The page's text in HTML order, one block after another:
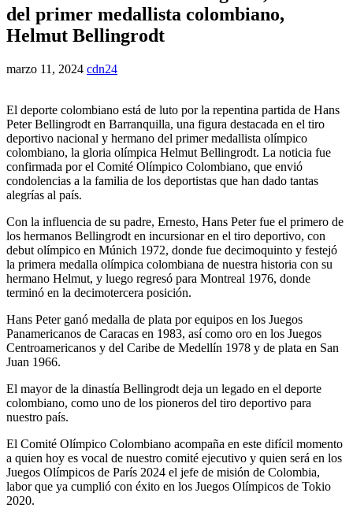
del primer medallista colombiano,
Helmut Bellingrodt
marzo 11, 2024 cdn24
El deporte colombiano está de luto por la repentina partida de Hans
Peter Bellingrodt en Barranquilla, una figura destacada en el tiro
deportivo nacional y hermano del primer medallista olímpico
colombiano, la gloria olímpica Helmut Bellingrodt. La noticia fue
confirmada por el Comité Olímpico Colombiano, que envió
condolencias a la familia de los deportistas que han dado tantas
alegrías al país.
Con la influencia de su padre, Ernesto, Hans Peter fue el primero de
los hermanos Bellingrodt en incursionar en el tiro deportivo, con
debut olímpico en Múnich 1972, donde fue decimoquinto y festejó
la primera medalla olímpica colombiana de nuestra historia con su
hermano Helmut, y luego regresó para Montreal 1976, donde
terminó en la decimotercera posición.
Hans Peter ganó medalla de plata por equipos en los Juegos
Panamericanos de Caracas en 1983, así como oro en los Juegos
Centroamericanos y del Caribe de Medellín 1978 y de plata en San
Juan 1966.
El mayor de la dinastía Bellingrodt deja un legado en el deporte
colombiano, como uno de los pioneros del tiro deportivo para
nuestro país.
El Comité Olímpico Colombiano acompaña en este difícil momento
a quien hoy es vocal de nuestro comité ejecutivo y quien será en los
Juegos Olímpicos de París 2024 el jefe de misión de Colombia,
labor que ya cumplió con éxito en los Juegos Olímpicos de Tokio
2020.